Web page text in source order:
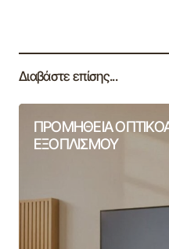
Διαβάστε επίσης...
ΠΡΟΜΗΘΕΙΑ
ΕΞΟΠΛΙΣΜΟΥ